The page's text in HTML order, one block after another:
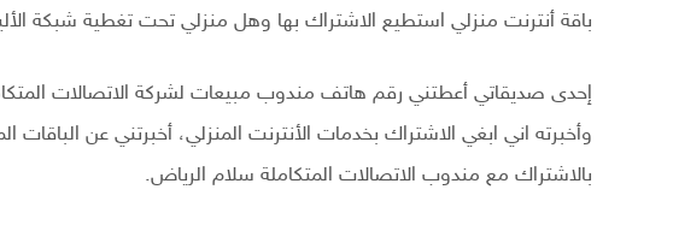
باقة أنترنت منزلي استطيع الاشتراك بها وهل منزلي تحت تغطية شبكة
إحدى صديقاتي أعطتني رقم هاتف مندوب مبيعات لشركة الاتصالات
وأخبرته اني ابغي الاشتراك بخدمات الأنترنت المنزلي، أخبرتني عن
بالاشتراك مع مندوب الاتصالات المتكاملة سلام الرياض.